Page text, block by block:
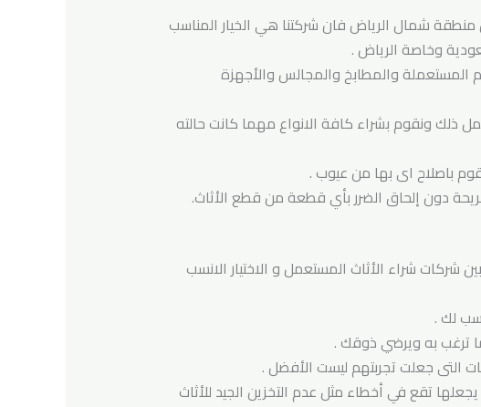
شمال الرياض فان شركتنا هي الخيار المناسب
وخاصة الرياض .
المستعملة والمطابخ والمجالس والأجهزة
ذلك ونقوم بشراء كافة الانواع مهما كانت حالته
باصلاح اى بها من عيوب .
دون إلحاق الضرر بأي قطعة من قطع الأثاث.
شركات شراء الأثاث المستعمل و الاختيار الانسب
لك .
ترغب به ويرضي ذوقك .
التى جعلت تجربتهم ليست الأفضل .
تقع في أخطاء مثل عدم التخزين الجيد للأثاث